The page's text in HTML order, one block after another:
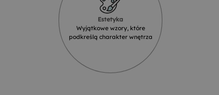
Estetyka
Wyjątkowe wzory, które
podkreślą charakter wnętrza